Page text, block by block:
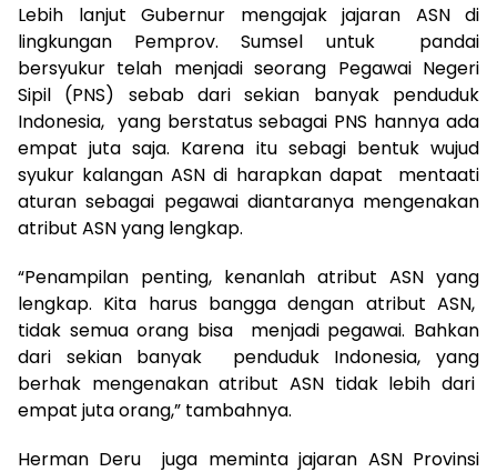
Lebih lanjut Gubernur mengajak jajaran ASN di
lingkungan Pemprov. Sumsel untuk pandai
bersyukur telah menjadi seorang Pegawai Negeri
Sipil (PNS) sebab dari sekian banyak penduduk
Indonesia, yang berstatus sebagai PNS hannya ada
empat juta saja. Karena itu sebagi bentuk wujud
syukur kalangan ASN di harapkan dapat mentaati
aturan sebagai pegawai diantaranya mengenakan
atribut ASN yang lengkap.
“Penampilan penting, kenanlah atribut ASN yang
lengkap. Kita harus bangga dengan atribut ASN,
tidak semua orang bisa menjadi pegawai. Bahkan
dari sekian banyak penduduk Indonesia, yang
berhak mengenakan atribut ASN tidak lebih dari
empat juta orang,” tambahnya.
Herman Deru juga meminta jajaran ASN Provinsi